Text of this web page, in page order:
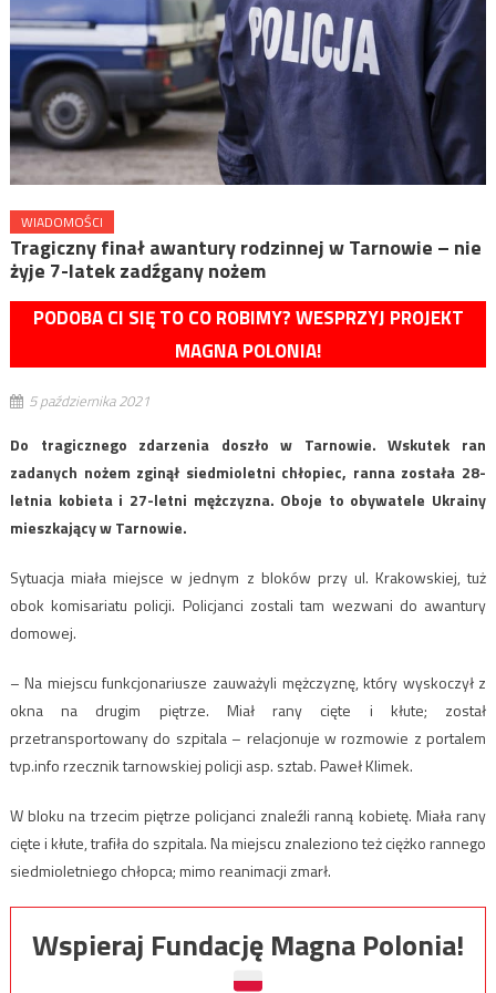
WIADOMOŚCI
Tragiczny finał awantury rodzinnej w Tarnowie – nie
żyje 7-latek zadźgany nożem
PODOBA CI SIĘ TO CO ROBIMY? WESPRZYJ PROJEKT
MAGNA POLONIA!
5 października 2021
Do tragicznego zdarzenia doszło w Tarnowie. Wskutek ran
zadanych nożem zginął siedmioletni chłopiec, ranna została 28-
letnia kobieta i 27-letni mężczyzna. Oboje to obywatele Ukrainy
mieszkający w Tarnowie.
Sytuacja miała miejsce w jednym z bloków przy ul. Krakowskiej, tuż
obok komisariatu policji. Policjanci zostali tam wezwani do awantury
domowej.
– Na miejscu funkcjonariusze zauważyli mężczyznę, który wyskoczył z
okna na drugim piętrze. Miał rany cięte i kłute; został
przetransportowany do szpitala – relacjonuje w rozmowie z portalem
tvp.info rzecznik tarnowskiej policji asp. sztab. Paweł Klimek.
W bloku na trzecim piętrze policjanci znaleźli ranną kobietę. Miała rany
cięte i kłute, trafiła do szpitala. Na miejscu znaleziono też ciężko rannego
siedmioletniego chłopca; mimo reanimacji zmarł.
Wspieraj Fundację Magna Polonia!